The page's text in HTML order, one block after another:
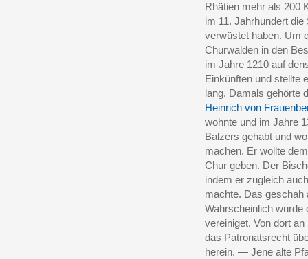
Rhätien mehr als 200
im 11. Jahrhundert
verwüstet haben. Um
Churwalden in den
im Jahre 1210 auf
Einkünften und stellte
lang. Damals gehörte
Heinrich von
wohnte und im Jahre
Balzers gehabt und
machen. Er wollte
Chur geben. Der
indem er zugleich
machte. Das geschah
Wahrscheinlich
vereiniget. Von dort
das Patronatsrecht
herein. — Jene alte